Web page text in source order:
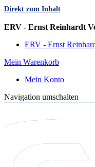
Direkt zum Inhalt
ERV - Ernst Reinhardt
ERV - Ernst
Mein Warenkorb
Mein Konto
Navigation umschalten